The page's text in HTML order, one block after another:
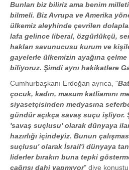
Bunları biz biliriz ama benim
bilmeli. Biz Avrupa ve Amerika
ülkemiz aleyhinde çevrilen
lafa gelince liberal, özgürlükçü,
hakları savunucusu kurum ve
gayelerle ülkemizin ayağına çelme
biliyoruz. Şimdi aynı hakikatlere
Cumhurbaşkanı Erdoğan ayrıca, "
çocuk, kadın, masum katliamını
siyasetçisinden medyasına
gündür açıkça savaş suçu işliyor.
'savaş suçlusu' olarak dünyaya
hazırlığı içindeyiz. Bunun
suçlusu' olarak İsrail'i dünyaya
liderler bırakın buna tepki
çağrısı dahi yapmıyor" diye